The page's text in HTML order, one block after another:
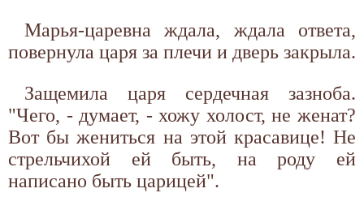
Марья-царевна ждала, ждала ответа,
повернула царя за плечи и дверь закрыла.
Защемила царя сердечная зазноба.
"Чего, - думает, - хожу холост, не женат?
Вот бы жениться на этой красавице! Не
стрельчихой ей быть, на роду ей
написано быть царицей".